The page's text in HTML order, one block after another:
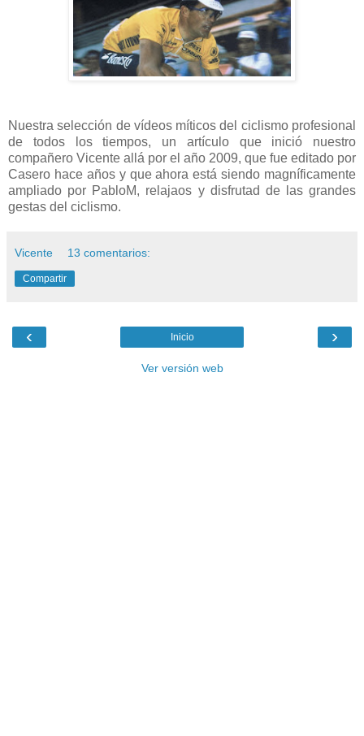
Nuestra selección de vídeos míticos del ciclismo profesional
de todos los tiempos, un artículo que inició nuestro
compañero Vicente allá por el año 2009, que fue editado por
Casero hace años y que ahora está siendo magníficamente
ampliado por PabloM, relajaos y disfrutad de las grandes
gestas del ciclismo.
Vicente 13 comentarios:
Compartir
‹ ›
Inicio
Ver versión web